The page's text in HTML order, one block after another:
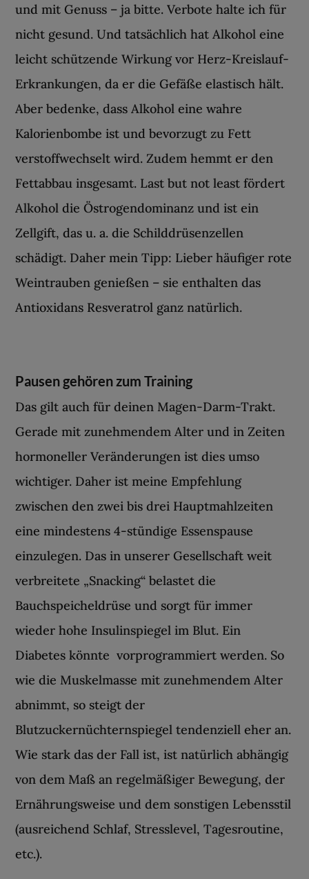
und mit Genuss – ja bitte. Verbote halte ich für
nicht gesund. Und tatsächlich hat Alkohol eine
leicht schützende Wirkung vor Herz-Kreislauf-
Erkrankungen, da er die Gefäße elastisch hält.
Aber bedenke, dass Alkohol eine wahre
Kalorienbombe ist und bevorzugt zu Fett
verstoffwechselt wird. Zudem hemmt er den
Fettabbau insgesamt. Last but not least fördert
Alkohol die Östrogendominanz und ist ein
Zellgift, das u. a. die Schilddrüsenzellen
schädigt. Daher mein Tipp: Lieber häufiger rote
Weintrauben genießen – sie enthalten das
Antioxidans Resveratrol ganz natürlich.
Pausen gehören zum Training
Das gilt auch für deinen Magen-Darm-Trakt.
Gerade mit zunehmendem Alter und in Zeiten
hormoneller Veränderungen ist dies umso
wichtiger. Daher ist meine Empfehlung
zwischen den zwei bis drei Hauptmahlzeiten
eine mindestens 4-stündige Essenspause
einzulegen. Das in unserer Gesellschaft weit
verbreitete „Snacking“ belastet die
Bauchspeicheldrüse und sorgt für immer
wieder hohe Insulinspiegel im Blut. Ein
Diabetes könnte vorprogrammiert werden. So
wie die Muskelmasse mit zunehmendem Alter
abnimmt, so steigt der
Blutzuckernüchternspiegel tendenziell eher an.
Wie stark das der Fall ist, ist natürlich abhängig
von dem Maß an regelmäßiger Bewegung, der
Ernährungsweise und dem sonstigen Lebensstil
(ausreichend Schlaf, Stresslevel, Tagesroutine,
etc.).